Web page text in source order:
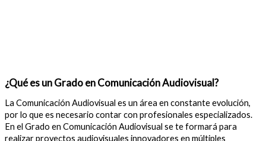
¿Qué es un Grado en Comunicación Audiovisual?
La Comunicación Audiovisual es un área en constante evolución,
por lo que es necesario contar con profesionales especializados.
En el Grado en Comunicación Audiovisual se te formará para
realizar proyectos audiovisuales innovadores en múltiples